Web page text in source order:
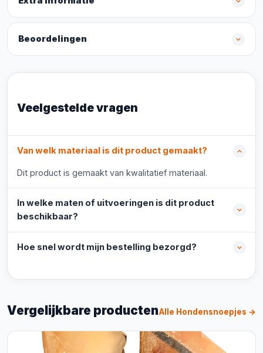
Beoordelingen
Veelgestelde vragen
Van welk materiaal is dit product gemaakt?
Dit product is gemaakt van kwalitatief materiaal.
In welke maten of uitvoeringen is dit product
beschikbaar?
Hoe snel wordt mijn bestelling bezorgd?
Vergelijkbare productenAlle Hondensnoepjes →